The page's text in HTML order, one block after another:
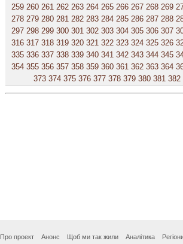
259 260 261 262 263 264 265 266 267 268 269
278 279 280 281 282 283 284 285 286 287 288
297 298 299 300 301 302 303 304 305 306 307
316 317 318 319 320 321 322 323 324 325 326
335 336 337 338 339 340 341 342 343 344 345
354 355 356 357 358 359 360 361 362 363 364
373 374 375 376 377 378 379 380 381 382
Про проект Анонс Щоб ми так жили Аналітика